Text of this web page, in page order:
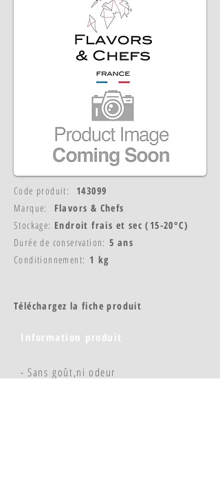
Code produit: 143099
Marque: Flavors & Chefs
Stockage: Endroit frais et sec (15-20°C)
Durée de conservation:5 ans
Conditionnement: 1 kg
Téléchargez la fiche produit
Information produit
- Sans goût,ni odeur